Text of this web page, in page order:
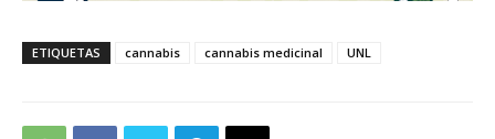
ETIQUETAS cannabis cannabis medicinal UNL